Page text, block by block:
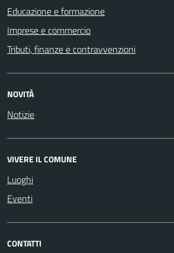
Educazione e formazione
Imprese e commercio
Tributi, finanze e contravvenzioni
NOVITÀ
Notizie
VIVERE IL COMUNE
Luoghi
Eventi
CONTATTI